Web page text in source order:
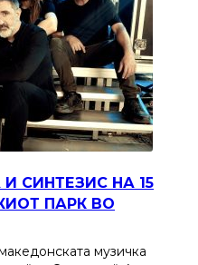
СИНТЕЗИС НА 15
ПАРК ВО
музичка